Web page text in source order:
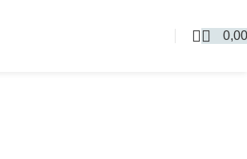
0,00